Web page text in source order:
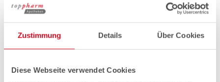
Zustimmung Details Über Cookies
Diese Webseite verwendet Cookies